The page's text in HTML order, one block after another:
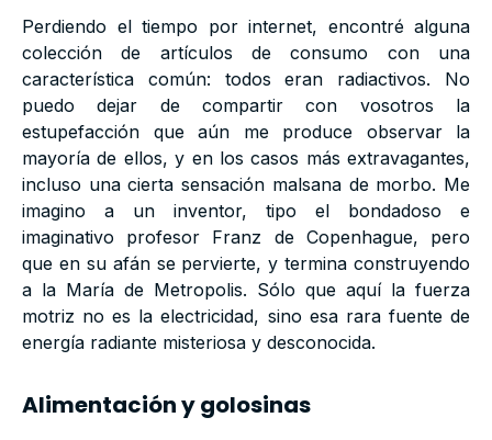
Perdiendo el tiempo por internet, encontré alguna
colección de artículos de consumo con una
característica común: todos eran radiactivos. No
puedo dejar de compartir con vosotros la
estupefacción que aún me produce observar la
mayoría de ellos, y en los casos más extravagantes,
incluso una cierta sensación malsana de morbo. Me
imagino a un inventor, tipo el bondadoso e
imaginativo profesor Franz de Copenhague, pero
que en su afán se pervierte, y termina construyendo
a la María de Metropolis. Sólo que aquí la fuerza
motriz no es la electricidad, sino esa rara fuente de
energía radiante misteriosa y desconocida.
Alimentación y golosinas